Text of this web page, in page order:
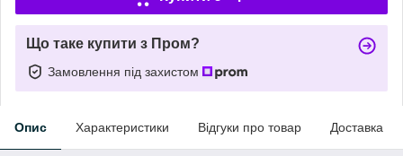
Що таке купити з Пром?
Замовлення під захистом
Опис Характеристики Відгуки про товар Доставка